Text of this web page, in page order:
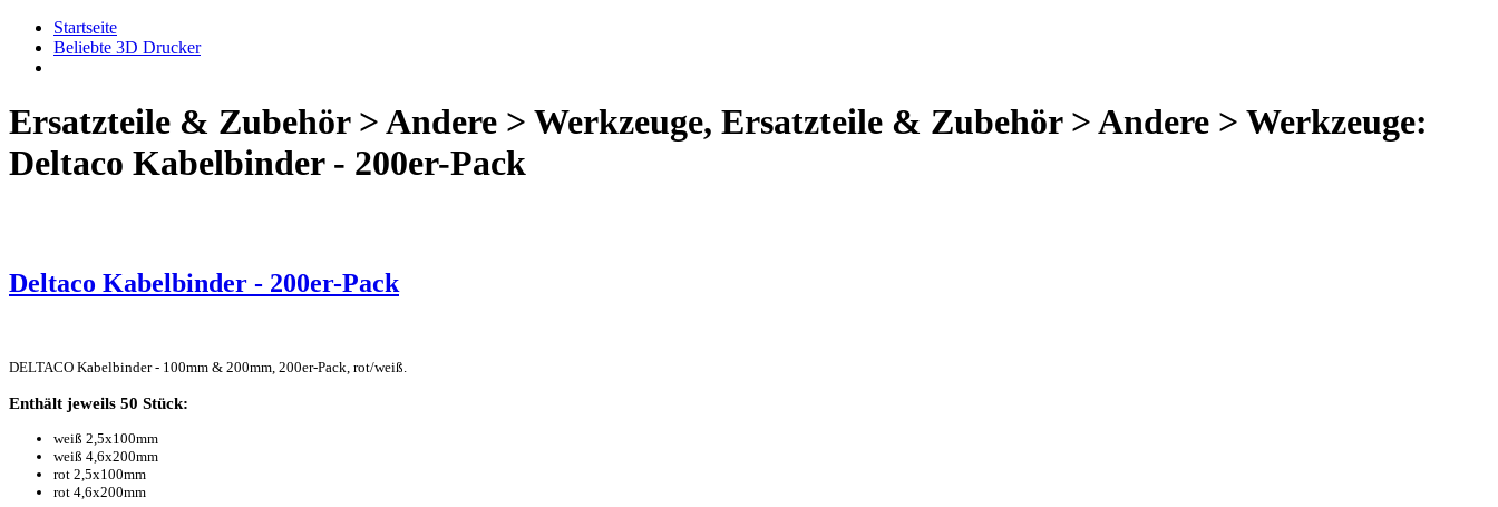
Startseite
Beliebte 3D Drucker
Ersatzteile & Zubehör > Andere > Werkzeuge, Ersatzteile & Zubehör > Andere > Werkzeuge:
Deltaco Kabelbinder - 200er-Pack
Deltaco Kabelbinder - 200er-Pack
DELTACO Kabelbinder - 100mm & 200mm, 200er-Pack, rot/weiß.
Enthält jeweils 50 Stück:
weiß 2,5x100mm
weiß 4,6x200mm
rot 2,5x100mm
rot 4,6x200mm